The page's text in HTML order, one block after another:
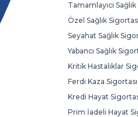
Tamamlayıcı
Özel Sağlık
Seyahat Sağlık
Yabancı Sağlık
Kritik Hastalıklar
Ferdi Kaza Sigortası
Kredi Hayat
Prim İadeli Hayat